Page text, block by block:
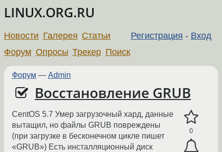
LINUX.ORG.RU
Регистрация - Вход
Новости Галерея Статьи
Форум Опросы Трекер Поиск
Форум — Admin
Восстановление GRUB
0
CentOS 5.7 Умер загрузочный хард, данные
вытащил, но файлы GRUB повреждены
(при загрузке в бесконечном цикле пишет
«GRUB») Есть инсталляционный диск